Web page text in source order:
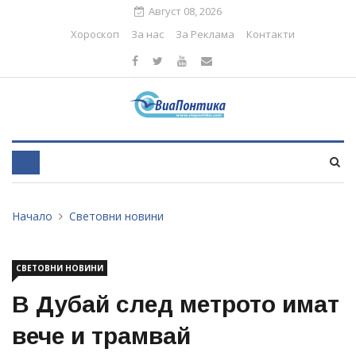
Август 08, 2026
Хороскоп
За нас За Реклама Контакти
Начало Световни новини
СВЕТОВНИ НОВИНИ
В Дубай след метрото имат
вече и трамвай